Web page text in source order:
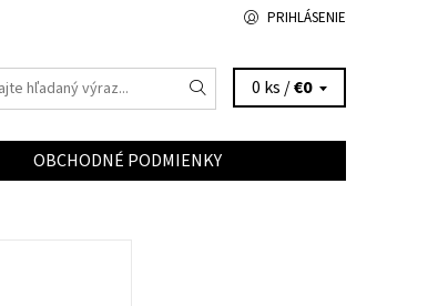
PRIHLÁSENIE
0 ks /€0
OBCHODNÉ PODMIENKY